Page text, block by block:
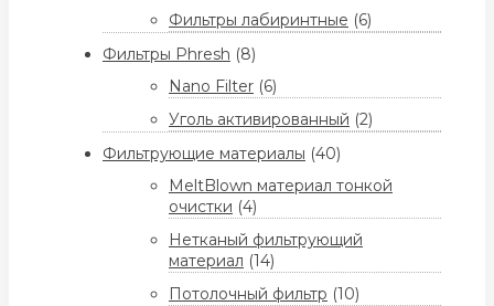
Фильтры лабиринтные (6)
Фильтры Phresh (8)
Nano Filter (6)
Уголь активированный (2)
Фильтрующие материалы (40)
MeltBlown материал тонкой
очистки (4)
Нетканый фильтрующий
материал (14)
Потолочный фильтр (10)